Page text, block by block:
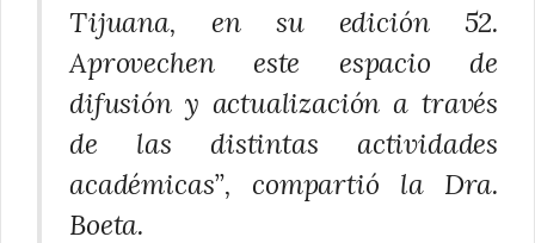
Tijuana, en su edición 52.
Aprovechen este espacio de
difusión y actualización a través
de las distintas actividades
académicas”, compartió la Dra.
Boeta.